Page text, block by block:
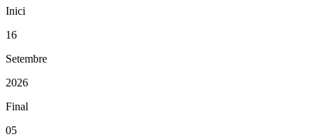
Inici
16
Setembre
2026
Final
05